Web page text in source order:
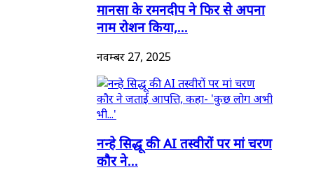
मानसा के रमनदीप ने फिर से अपना
नाम रोशन किया,...
नवम्बर 27, 2025
नन्हे सिद्धू की AI तस्वीरों पर मां चरण
कौर ने...